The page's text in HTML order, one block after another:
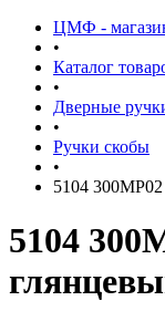
ЦМФ -
•
Каталог
•
Дверные
•
Ручки скобы
•
5104
5104